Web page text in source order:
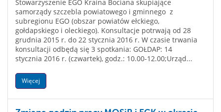
Stowarzyszenie EGO Kraina Bociana skupiające
samorządy szczebla powiatowego i gminnego z
subregionu EGO (obszar powiatów ełckiego,
gołdapskiego i oleckiego). Konsultacje potrwają od 28
grudnia 2015 r. do 22 stycznia 2016 r. W czasie trwania
konsultacji odbędą się 3 spotkania: GOŁDAP: 14
stycznia 2016 r. (czwartek), godz.: 10.00-12.00;Urząd...
Więcej